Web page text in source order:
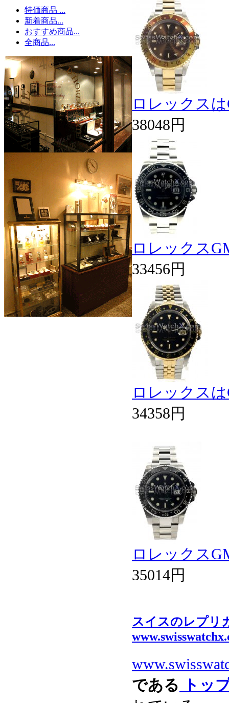
特価商品 ...
新着商品...
おすすめ商品...
全商品...
ロレックスは
38048円
ロレックス
33456円
ロレックスは
34358円
ロレックス
35014円
スイスのレプリ
である トッ